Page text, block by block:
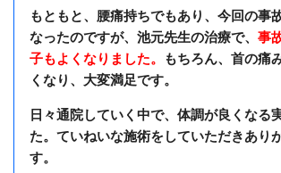
もともと、腰痛持ちでもあり、今回の事
なったのですが、池元先生の治療で、 事
子もよくなりました。
もちろん、首の痛
くなり、大変満足です。
日々通院していく中で、体調が良くなる
た。ていねいな施術をしていただきあり
す。